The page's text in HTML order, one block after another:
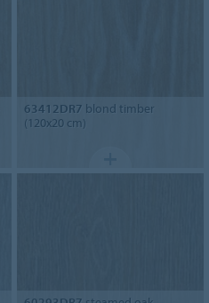
63412DR7 blond timber
(120x20 cm)